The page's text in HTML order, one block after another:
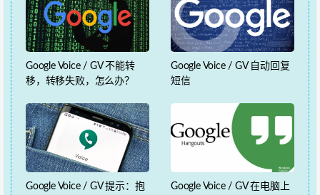
Google Voice / GV 不能转
移，转移失败，怎么办？
Google Voice / GV 自动回复
短信
Google Voice / GV 提示：抱
Google Voice / GV 在电脑上